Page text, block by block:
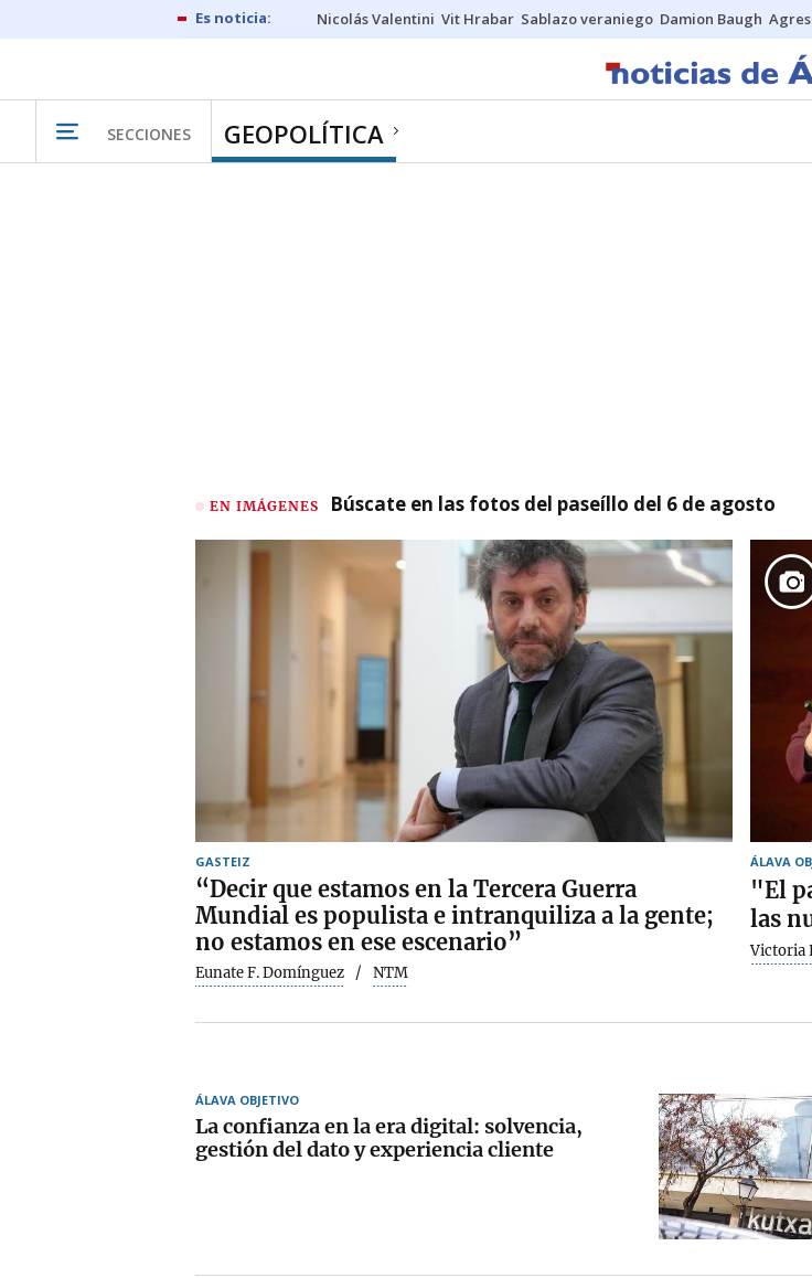
Nicolás Valentini Vit Hrabar Sablazo veraniego Damion Baugh
SECCIONES GEOPOLÍTICA
EN IMÁGENES Búscate en las fotos del paseíllo del 6 de agosto
GASTEIZ
“Decir que estamos en la Tercera Guerra
Mundial es populista e intranquiliza a la gente;
no estamos en ese escenario”
Eunate F. Domínguez NTM
ÁLAVA
"El
las
Victoria
ÁLAVA OBJETIVO
La confianza en la era digital: solvencia,
gestión del dato y experiencia cliente